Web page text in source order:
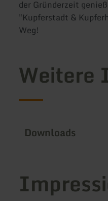
der Gründerzeit
"Kupferstadt &
Weg!
Weitere
Downloads